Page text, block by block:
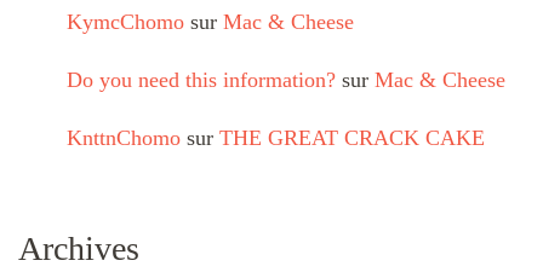
KymcChomo sur Mac & Cheese
Do you need this information? sur Mac & Cheese
KnttnChomo sur THE GREAT CRACK CAKE
Archives